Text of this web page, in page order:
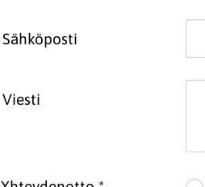
Sähköposti
Viesti